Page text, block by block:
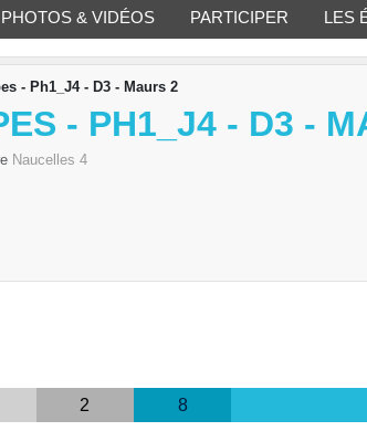
PHOTOS & VIDÉOS PARTICIPER LES
- Ph1_J4 - D3 - Maurs 2
- PH1_J4 - D3 -
Naucelles 4
2 8